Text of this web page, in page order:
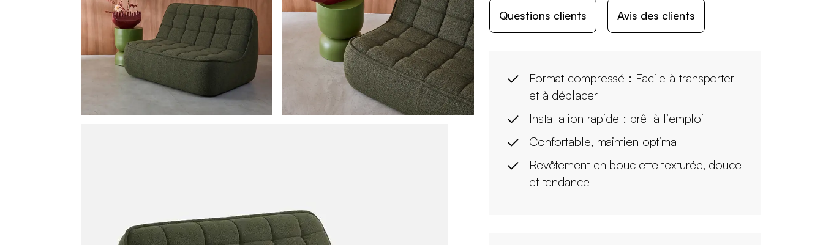
Questions clients Avis des clients
Format compressé : Facile à transporter
et à déplacer
Installation rapide : prêt à l’emploi
Confortable, maintien optimal
Revêtement en bouclette texturée, douce
et tendance